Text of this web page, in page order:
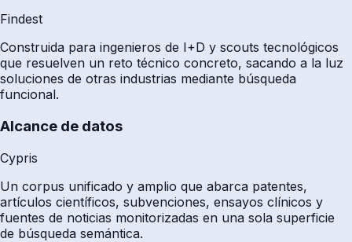
Findest
Construida para ingenieros de I+D y scouts tecnológicos
que resuelven un reto técnico concreto, sacando a la luz
soluciones de otras industrias mediante búsqueda
funcional.
Alcance de datos
Cypris
Un corpus unificado y amplio que abarca patentes,
artículos científicos, subvenciones, ensayos clínicos y
fuentes de noticias monitorizadas en una sola superficie
de búsqueda semántica.